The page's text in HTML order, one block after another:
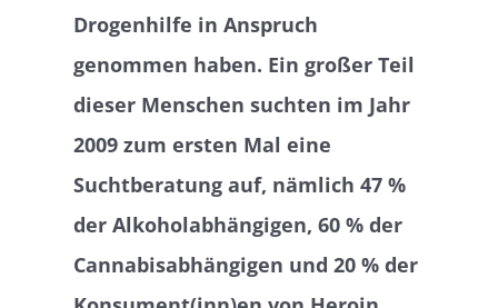
Drogenhilfe in Anspruch
genommen haben. Ein großer Teil
dieser Menschen suchten im Jahr
2009 zum ersten Mal eine
Suchtberatung auf, nämlich 47 %
der Alkoholabhängigen, 60 % der
Cannabisabhängigen und 20 % der